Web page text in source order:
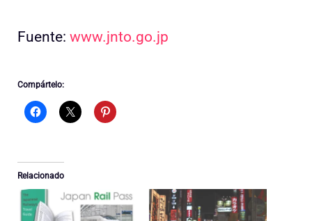
Fuente: www.jnto.go.jp
Compártelo:
Relacionado